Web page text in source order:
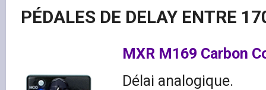
PÉDALES DE DELAY ENTRE
MXR M169 Carbon
Délai analogique.